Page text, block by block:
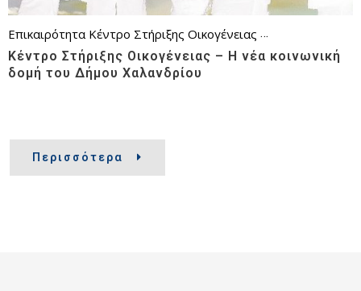
Επικαιρότητα Κέντρο Στήριξης Οικογένειας Κοινωνική
Κέντρο Στήριξης Οικογένειας – Η νέα κοινωνική
δομή του Δήμου Χαλανδρίου
Περισσότερα